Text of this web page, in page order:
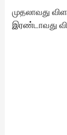
முதலாவது
இரண்டாவது